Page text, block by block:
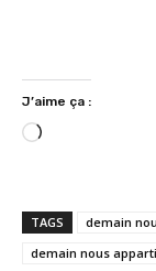
J’aime ça :
C
r
g
e
TAGS
demain
demain nous